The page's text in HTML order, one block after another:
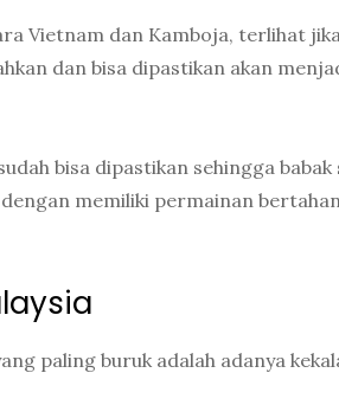
Vietnam dan Kamboja, terlihat
dan bisa dipastikan akan
bisa dipastikan sehingga
memiliki permainan
paling buruk adalah adanya